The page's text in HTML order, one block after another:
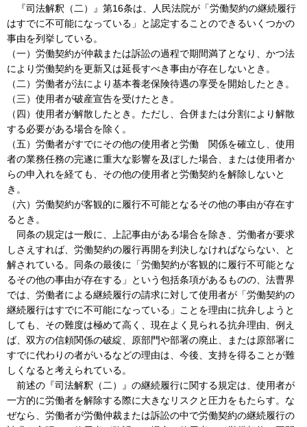
『司法解釈（二）』第16条は、人民法院が「労働契約の継続履行
はすでに不可能になっている」と認定することのできるいくつかの
事由を列挙している。
（一）労働契約が仲裁または訴訟の過程で期間満了となり、かつ法
により労働契約を更新又は延長すべき事由が存在しないとき。
（二）労働者が法により基本養老保険待遇の享受を開始したとき。
（三）使用者が破産宣告を受けたとき。
（四）使用者が解散したとき。ただし、合併または分割により解散
する必要がある場合を除く。
（五）労働者がすでにその他の使用者と労働 関係を確立し、使用
者の業務任務の完遂に重大な影響を及ぼした場合、または使用者か
らの申入れを経ても、その他の使用者と労働契約を解除しないと
き。
（六）労働契約が客観的に履行不可能となるその他の事由が存在す
るとき。
同条の規定は一般に、上記事由がある場合を除き、労働者が要求
しさえすれば、労働契約の履行再開を判決しなければならない、と
解されている。同条の最後に「労働契約が客観的に履行不可能とな
るその他の事由が存在する」という包括条項があるものの、法曹界
では、労働者による継続履行の請求に対して使用者が「労働契約の
継続履行はすでに不可能になっている」ことを理由に抗弁しようと
しても、その難度は極めて高く、現在よく見られる抗弁理由、例え
ば、双方の信頼関係の破綻、原部門や部署の廃止、または原部署に
すでに代わりの者がいるなどの理由は、今後、支持を得ることが難
しくなると考えられている。
前述の『司法解釈（二）』の継続履行に関する規定は、使用者が
一方的に労働者を解除する際に大きなリスクと圧力をもたらす。な
ぜなら、労働者が労働仲裁または訴訟の中で労働契約の継続履行の